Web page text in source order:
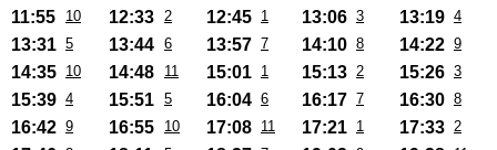
11:55 10 12:33 2 12:45 1 13:06 3 13:19 4
13:31 5 13:44 6 13:57 7 14:10 8 14:22 9
14:35 10 14:48 11 15:01 1 15:13 2 15:26 3
15:39 4 15:51 5 16:04 6 16:17 7 16:30 8
16:42 9 16:55 10 17:08 11 17:21 1 17:33 2